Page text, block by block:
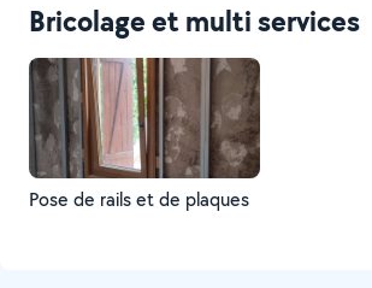
Bricolage et multi services
Pose de rails et de plaques